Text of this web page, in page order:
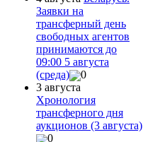
Заявки на
трансферный день
свободных агентов
принимаются до
09:00 5 августа
(среда)
0
3 августа
Хронология
трансферного дня
аукционов (3 августа)
0